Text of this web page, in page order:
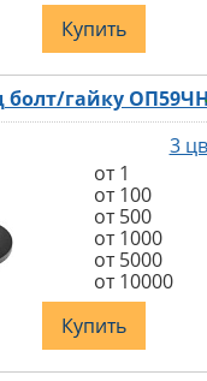
Купить
болт/гайку
3
от 1
от 100
от 500
от 1000
от 5000
от 10000
Купить